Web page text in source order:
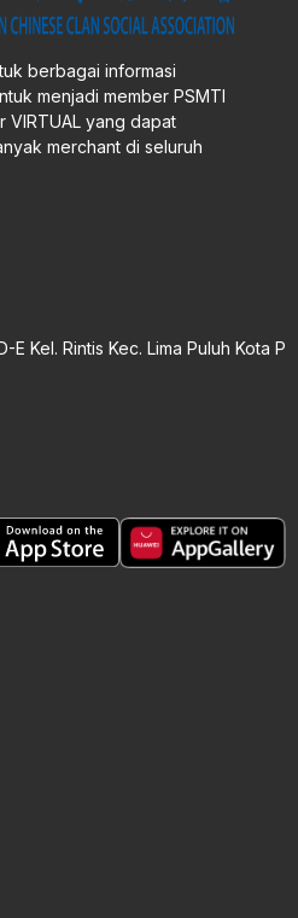
berbagai informasi
menjadi member PSMTI
VIRTUAL yang dapat
merchant di seluruh
E Kel. Rintis Kec. Lima Puluh Kota P